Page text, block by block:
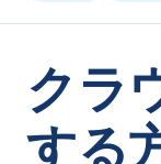
クラ
する